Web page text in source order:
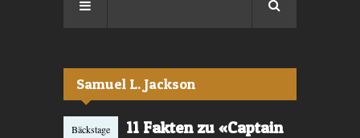
Samuel L. Jackson
Bäckstage
11 Fakten zu «Captain